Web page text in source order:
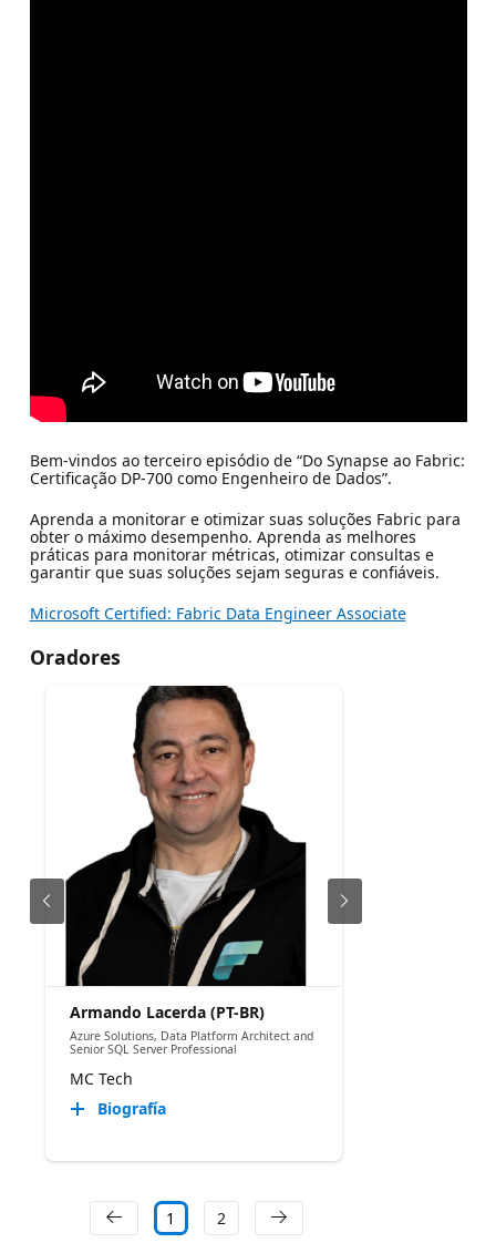
Bem-vindos ao terceiro episódio de “Do Synapse ao Fabric:
Certificação DP-700 como Engenheiro de Dados”.
Aprenda a monitorar e otimizar suas soluções Fabric para
obter o máximo desempenho. Aprenda as melhores
práticas para monitorar métricas, otimizar consultas e
garantir que suas soluções sejam seguras e confiáveis.
Microsoft Certified: Fabric Data Engineer Associate
Oradores
Armando Lacerda (PT-BR)
Azure Solutions, Data Platform Architect and
Senior SQL Server Professional
MC Tech
Biografía
1 2